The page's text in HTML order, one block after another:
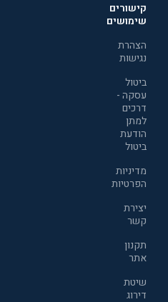
קישורים
שימושים
הצהרת
נגישות
ביטול
עסקה -
דרכים
למתן
הודעת
ביטול
מדיניות
הפרטיות
יצירת
קשר
תקנון
אתר
שיטת
דירוג